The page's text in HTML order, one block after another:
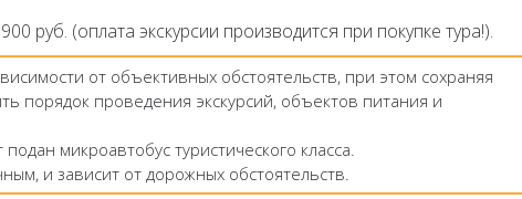
руб. (оплата экскурсии производится при покупке тура!).
от объективных обстоятельств, при этом сохраняя
порядок проведения экскурсий, объектов питания и
микроавтобус туристического класса.
и зависит от дорожных обстоятельств.